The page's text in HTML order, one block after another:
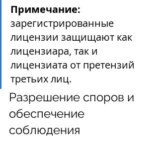
Примечание:
зарегистрированные
лицензии защищают как
лицензиара, так и
лицензиата от претензий
третьих лиц.
Разрешение споров и
обеспечение
соблюдения